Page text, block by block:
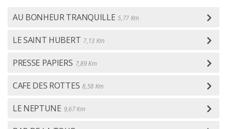
AU BONHEUR TRANQUILLE 5,77 Km
LE SAINT HUBERT 7,13 Km
PRESSE PAPIERS 7,89 Km
CAFE DES ROTTES 8,58 Km
LE NEPTUNE 9,67 Km